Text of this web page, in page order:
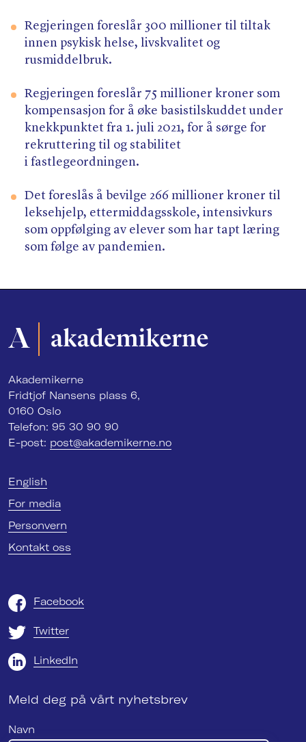
Regjeringen foreslår 300 millioner til tiltak
innen psykisk helse, livskvalitet og
rusmiddelbruk.
Regjeringen foreslår 75 millioner kroner som
kompensasjon for å øke basistilskuddet under
knekkpunktet fra 1. juli 2021, for å sørge for
rekruttering til og stabilitet
i fastlegeordningen.
Det foreslås å bevilge 266 millioner kroner til
leksehjelp, ettermiddagsskole, intensivkurs
som oppfølging av elever som har tapt læring
som følge av pandemien.
Akademikerne
Fridtjof Nansens plass 6,
0160 Oslo
Telefon: 95 30 90 90
E-post: post@akademikerne.no
English
For media
Personvern
Kontakt oss
Facebook
Twitter
LinkedIn
Meld deg på vårt nyhetsbrev
Navn